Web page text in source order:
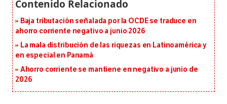
Baja tributación señalada por la OCDE se traduce en
ahorro corriente negativo a junio 2026
La mala distribución de las riquezas en Latinoamérica y
en especial en Panamá
Ahorro corriente se mantiene en negativo a junio de
2026